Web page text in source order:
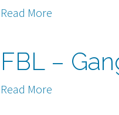
Read More
FBL –
Read More